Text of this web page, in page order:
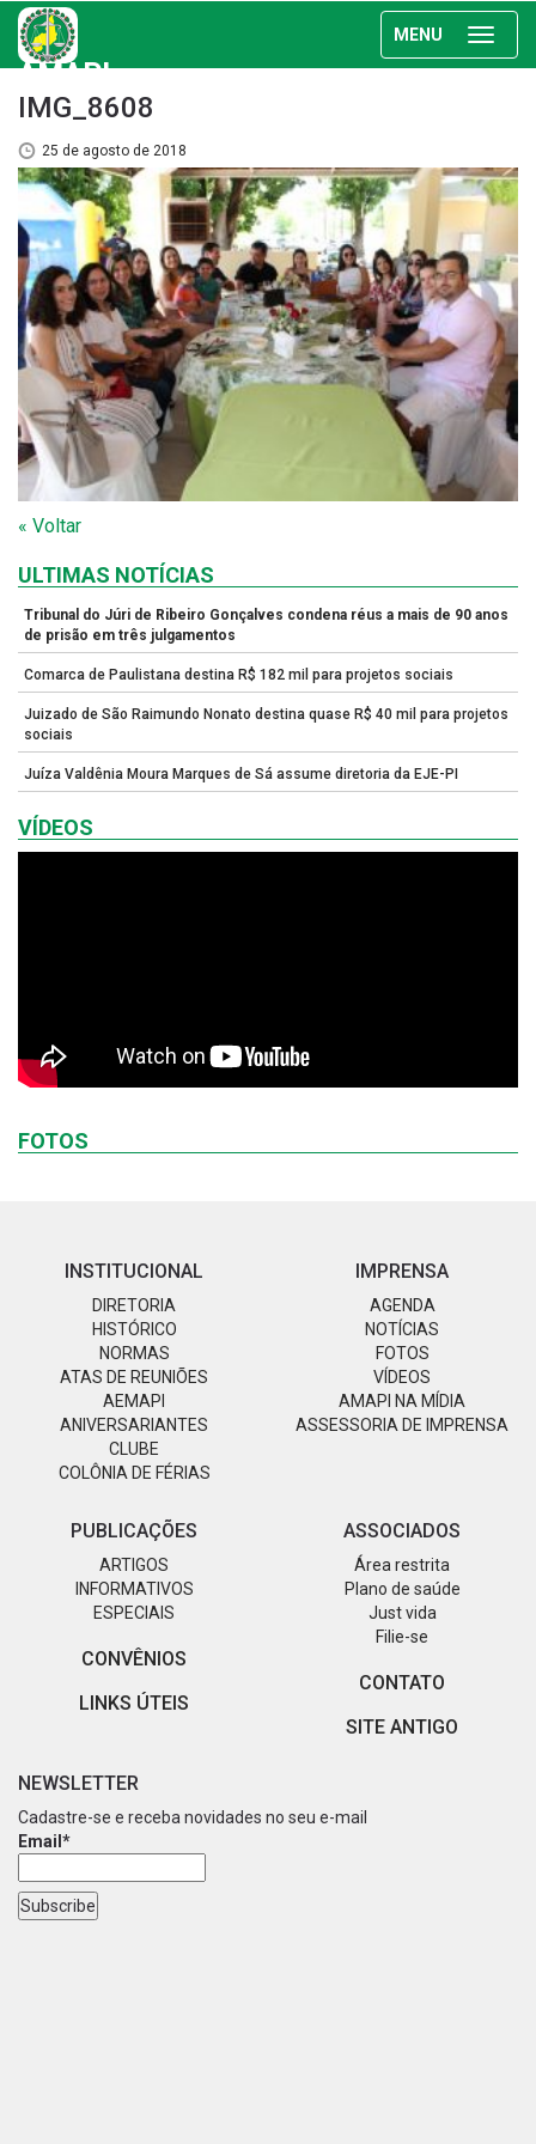
MENU
AMAPI
IMG_8608
25 de agosto de 2018
« Voltar
ULTIMAS NOTÍCIAS
Tribunal do Júri de Ribeiro Gonçalves condena réus a mais de 90 anos
de prisão em três julgamentos
Comarca de Paulistana destina R$ 182 mil para projetos sociais
Juizado de São Raimundo Nonato destina quase R$ 40 mil para projetos
sociais
Juíza Valdênia Moura Marques de Sá assume diretoria da EJE-PI
VÍDEOS
FOTOS
INSTITUCIONAL
DIRETORIA
HISTÓRICO
NORMAS
ATAS DE REUNIÕES
AEMAPI
ANIVERSARIANTES
CLUBE
COLÔNIA DE FÉRIAS
IMPRENSA
AGENDA
NOTÍCIAS
FOTOS
VÍDEOS
AMAPI NA MÍDIA
ASSESSORIA DE IMPRENSA
PUBLICAÇÕES
ARTIGOS
INFORMATIVOS
ESPECIAIS
CONVÊNIOS
LINKS ÚTEIS
ASSOCIADOS
Área restrita
Plano de saúde
Just vida
Filie-se
CONTATO
SITE ANTIGO
NEWSLETTER
Cadastre-se e receba novidades no seu e-mail
Email*